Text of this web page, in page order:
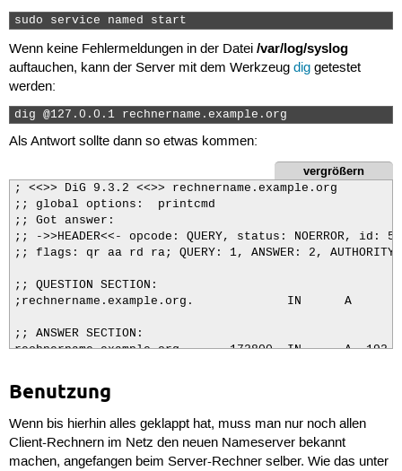
sudo service named start
Wenn keine Fehlermeldungen in der Datei /var/log/syslog
auftauchen, kann der Server mit dem Werkzeug diggetestet
werden:
dig @127.0.0.1 rechnername.example.org
Als Antwort sollte dann so etwas kommen:
vergrößern
; <<>> DiG 9.3.2 <<>> rechnername.example.org
;; global options:  printcmd
;; Got answer:
;; ->>HEADER<<- opcode: QUERY, status: NOERROR, id:
;; flags: qr aa rd ra; QUERY: 1, ANSWER: 2,
;; QUESTION SECTION:
;rechnername.example.org.             IN      A
;; ANSWER SECTION:
rechnername.example.org.      172800  IN      A
;; AUTHORITY SECTION:
example.org.          172800  IN      NS
;; Query time: 2 msec
;; SERVER: 127.0.0.1#53(127.0.0.1)
;; WHEN: Sat Mar 25 04:34:52 2006
Benutzung
Wenn bis hierhin alles geklappt hat, muss man nur noch allen
Client-Rechnern im Netz den neuen Nameserver bekannt
machen, angefangen beim Server-Rechner selber. Wie das unter